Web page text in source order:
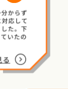
買い物
場所を
ら、他
してい
ができ